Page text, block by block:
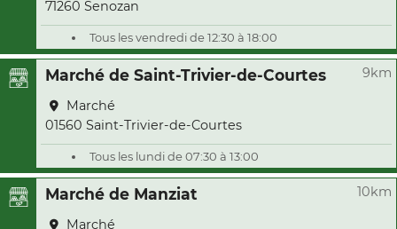
71260 Senozan
Tous les vendredi de 12:30 à 18:00
Marché de Saint-Trivier-de-Courtes 9km
Marché
01560 Saint-Trivier-de-Courtes
Tous les lundi de 07:30 à 13:00
Marché de Manziat 10km
Marché